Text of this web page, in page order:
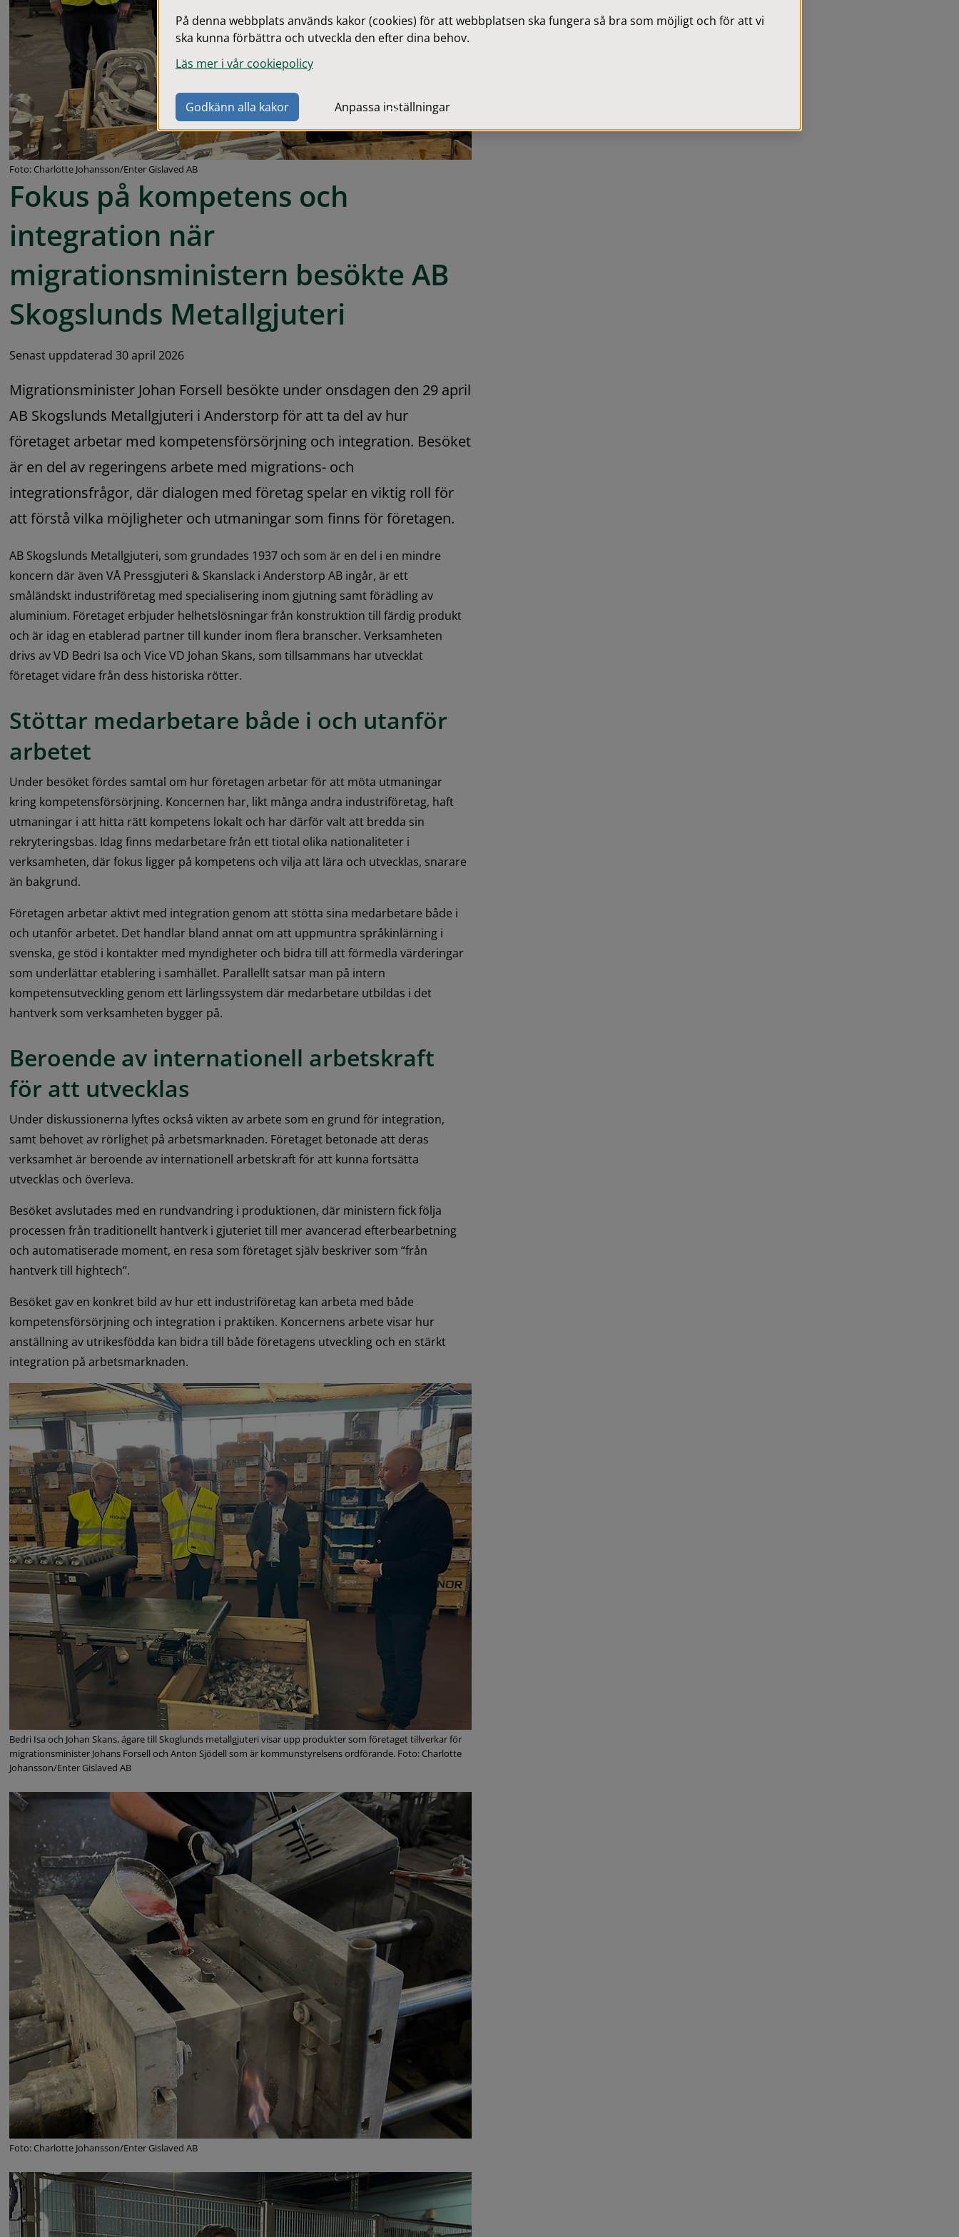
Foto: Charlotte Johansson/Enter Gislaved AB
Fokus på kompetens och
integration när
migrationsministern besökte AB
Skogslunds Metallgjuteri
Senast uppdaterad 30 april 2026
Migrationsminister Johan Forsell besökte under onsdagen den 29 april
AB Skogslunds Metallgjuteri i Anderstorp för att ta del av hur
företaget arbetar med kompetensförsörjning och integration. Besöket
är en del av regeringens arbete med migrations- och
integrationsfrågor, där dialogen med företag spelar en viktig roll för
att förstå vilka möjligheter och utmaningar som finns för företagen.
AB Skogslunds Metallgjuteri, som grundades 1937 och som är en del i en mindre
koncern där även VÅ Pressgjuteri & Skanslack i Anderstorp AB ingår, är ett
småländskt industriföretag med specialisering inom gjutning samt förädling av
aluminium. Företaget erbjuder helhetslösningar från konstruktion till färdig produkt
och är idag en etablerad partner till kunder inom flera branscher. Verksamheten
drivs av VD Bedri Isa och Vice VD Johan Skans, som tillsammans har utvecklat
företaget vidare från dess historiska rötter.
Stöttar medarbetare både i och utanför
arbetet
Under besöket fördes samtal om hur företagen arbetar för att möta utmaningar
kring kompetensförsörjning. Koncernen har, likt många andra industriföretag, haft
utmaningar i att hitta rätt kompetens lokalt och har därför valt att bredda sin
rekryteringsbas. Idag finns medarbetare från ett tiotal olika nationaliteter i
verksamheten, där fokus ligger på kompetens och vilja att lära och utvecklas, snarare
än bakgrund.
Företagen arbetar aktivt med integration genom att stötta sina medarbetare både i
och utanför arbetet. Det handlar bland annat om att uppmuntra språkinlärning i
svenska, ge stöd i kontakter med myndigheter och bidra till att förmedla värderingar
som underlättar etablering i samhället. Parallellt satsar man på intern
kompetensutveckling genom ett lärlingssystem där medarbetare utbildas i det
hantverk som verksamheten bygger på.
Beroende av internationell arbetskraft
för att utvecklas
Under diskussionerna lyftes också vikten av arbete som en grund för integration,
samt behovet av rörlighet på arbetsmarknaden. Företaget betonade att deras
verksamhet är beroende av internationell arbetskraft för att kunna fortsätta
utvecklas och överleva.
Besöket avslutades med en rundvandring i produktionen, där ministern fick följa
processen från traditionellt hantverk i gjuteriet till mer avancerad efterbearbetning
och automatiserade moment, en resa som företaget själv beskriver som “från
hantverk till hightech”.
Besöket gav en konkret bild av hur ett industriföretag kan arbeta med både
kompetensförsörjning och integration i praktiken. Koncernens arbete visar hur
anställning av utrikesfödda kan bidra till både företagens utveckling och en stärkt
integration på arbetsmarknaden.
Bedri Isa och Johan Skans, ägare till Skoglunds metallgjuteri visar upp produkter som företaget tillverkar för
migrationsminister Johans Forsell och Anton Sjödell som är kommunstyrelsens ordförande. Foto: Charlotte
Johansson/Enter Gislaved AB
Foto: Charlotte Johansson/Enter Gislaved AB
På denna webbplats används kakor (cookies) för att webbplatsen ska fungera så bra som möjligt och för att vi
ska kunna förbättra och utveckla den efter dina behov.
Läs mer i vår cookiepolicy
Godkänn alla kakor Anpassa inställningar